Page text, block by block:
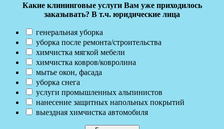
Какие клининговые услуги Вам уже приходилось
заказывать? В т.ч. юридические лица
генеральная уборка
уборка после ремонта/строительства
химчистка мягкой мебели
химчистка ковров/ковролина
мытье окон, фасада
уборка снега
услуги промышленных альпинистов
нанесение защитных напольных покрытий
выездная химчистка автомобиля